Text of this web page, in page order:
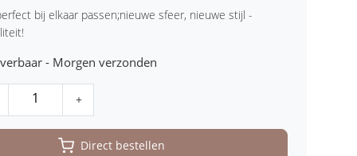
bij elkaar passen;nieuwe sfeer, nieuwe stijl -
- Morgen verzonden
+
Direct bestellen